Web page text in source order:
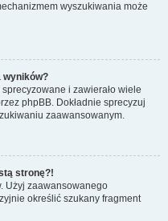
wyszukiwania może
wyników?
i zawierało wiele
phpBB. Dokładnie sprecyzuj
zaawansowanym.
stronę?!
Użyj zaawansowanego
określić szukany fragment